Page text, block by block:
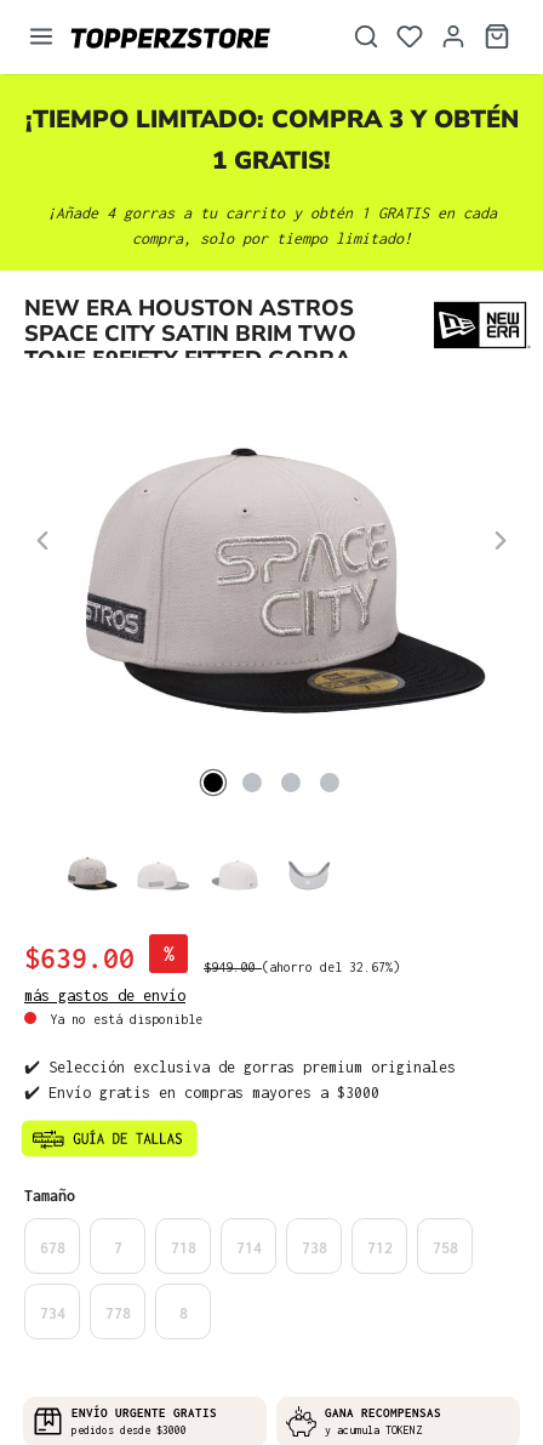
principal
¡TIEMPO LIMITADO: COMPRA 3 Y OBTÉN
1 GRATIS!
¡Añade 4 gorras a tu carrito y obtén 1 GRATIS en cada
compra, solo por tiempo limitado!
NEW ERA HOUSTON ASTROS
SPACE CITY SATIN BRIM TWO
TONE 59FIFTY FITTED GORRA
Omitir galería de imágenes
$639.00 %
$949.00(ahorro del 32.67%)
más gastos de envío
Ya no está disponible
✔️ Selección exclusiva de gorras premium originales
✔️ Envío gratis en compras mayores a $3000
Seleccione
Tamaño
678 7 718 714 738 712 758
734 778 8
ENVÍO URGENTE GRATIS
pedidos desde $3000
GANA RECOMPENSAS
y acumula TOKENZ